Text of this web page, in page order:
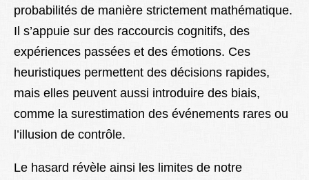
probabilités de manière strictement mathématique.
Il s’appuie sur des raccourcis cognitifs, des
expériences passées et des émotions. Ces
heuristiques permettent des décisions rapides,
mais elles peuvent aussi introduire des biais,
comme la surestimation des événements rares ou
l’illusion de contrôle.
Le hasard révèle ainsi les limites de notre